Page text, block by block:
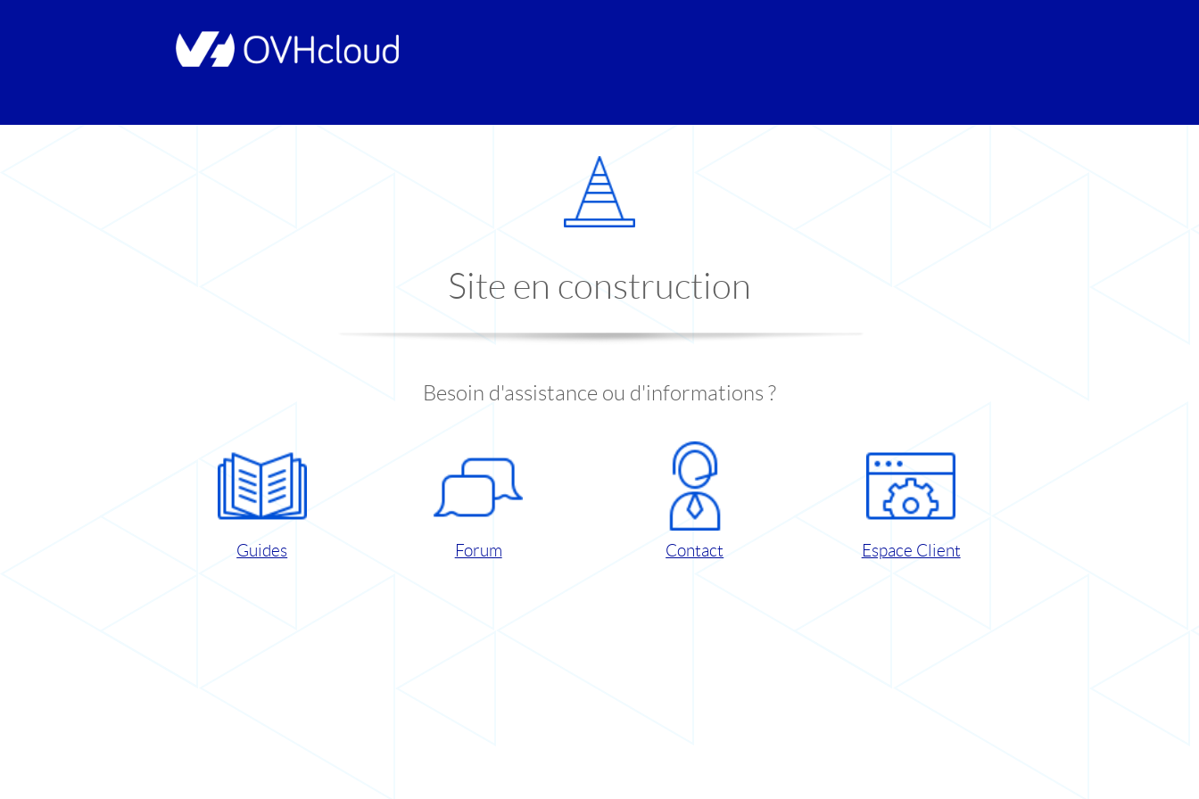
Site en construction
Besoin d'assistance ou d'informations ?
Guides Forum Contact Espace Client